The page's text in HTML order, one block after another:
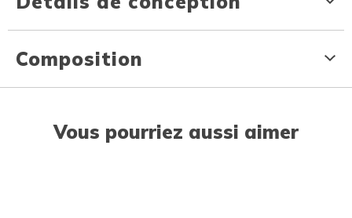
Composition
Vous pourriez aussi aimer